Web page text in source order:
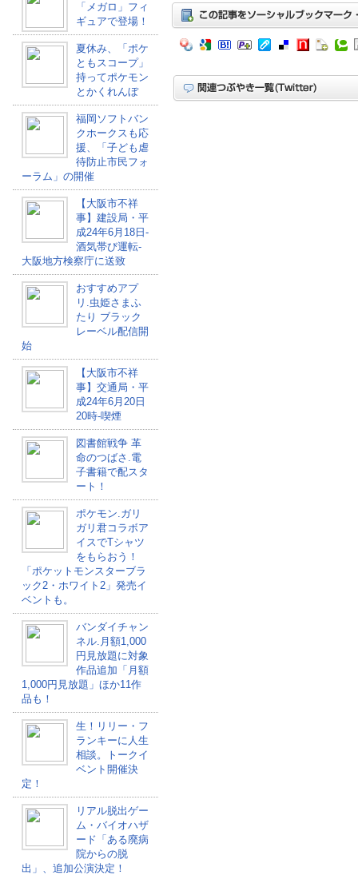
「メガロ」フィ
ギュアで登場！
夏休み、「ポケ
ともスコープ」
持ってポケモン
とかくれんぼ
福岡ソフトバン
クホークスも応
援、「子ども虐
待防止市民フォ
ーラム」の開催
【大阪市不祥
事】建設局・平
成24年6月18日-
酒気帯び運転-
大阪地方検察庁に送致
おすすめアプ
リ.虫姫さまふ
たり ブラック
レーベル配信開
始
【大阪市不祥
事】交通局・平
成24年6月20日
20時-喫煙
図書館戦争 革
命のつばさ.電
子書籍で配スタ
ート！
ポケモン.ガリ
ガリ君コラボア
イスでTシャツ
をもらおう！
「ポケットモンスターブラ
ック2・ホワイト2」発売イ
ベントも。
バンダイチャン
ネル.月額1,000
円見放題に対象
作品追加「月額
1,000円見放題」ほか11作
品も！
生！リリー・フ
ランキーに人生
相談。トークイ
ベント開催決
定！
リアル脱出ゲー
ム・バイオハザ
ード「ある廃病
院からの脱
出」、追加公演決定！